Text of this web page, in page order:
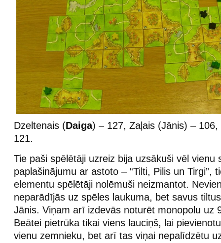
Dzeltenais (Daiga) – 127, Zaļais (Jānis) –
121.
Tie paši spēlētāji uzreiz bija uzsākuši vēl vienu
paplašinājumu ar astoto – “Tilti, Pilis un Tirgi”,
elementu spēlētāji nolēmuši neizmantot.
neparādījās uz spēles laukuma, bet savus
Jānis. Viņam arī izdevās noturēt monopolu uz
Beātei pietrūka tikai viens lauciņš, lai
vienu zemnieku, bet arī tas viņai nepalīdzētu